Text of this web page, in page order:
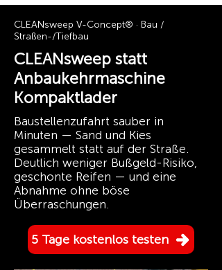
CLEANsweep V-Concept® · Bau /
Straßen-/Tiefbau
CLEANsweep statt
Anbaukehrmaschine
Kompaktlader
Baustellenzufahrt sauber in
Minuten — Sand und Kies
gesammelt statt auf der Straße.
Deutlich weniger Bußgeld-Risiko,
geschonte Reifen — und eine
Abnahme ohne böse
Überraschungen.
5 Tage kostenlos testen